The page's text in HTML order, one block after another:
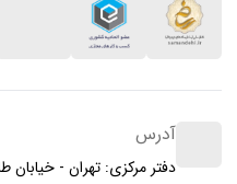
آدرس
دفتر مرکزی: تهران - خیابان